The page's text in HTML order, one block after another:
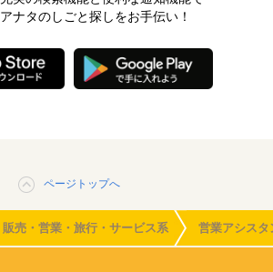
アナタのしごと探しをお手伝い！
ページトップへ
販売・営業・旅行・サービス系 営業アシスタ